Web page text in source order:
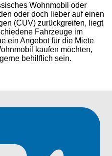
Wohnmobil oder
oder doch lieber auf einen
(CUV) zurückgreifen, liegt
Fahrzeuge im
ein Angebot für die Miete
kaufen möchten,
behilflich sein.